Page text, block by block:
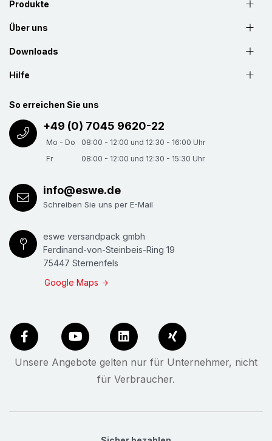
Produkte
Über uns
Downloads
Hilfe
So erreichen Sie uns
+49 (0) 7045 9620-22
Mo - Do
08:00 - 12:00 und 12:30 - 16:00 Uhr
Fr
08:00 - 12:00 und 12:30 - 15:30 Uhr
info@eswe.de
Schreiben Sie uns per E-Mail
eswe versandpack gmbh
Ferdinand-von-Steinbeis-Ring 19
75447 Sternenfels
Google Maps
Unsere Angebote gelten nur für Unternehmer, nicht
für Verbraucher.